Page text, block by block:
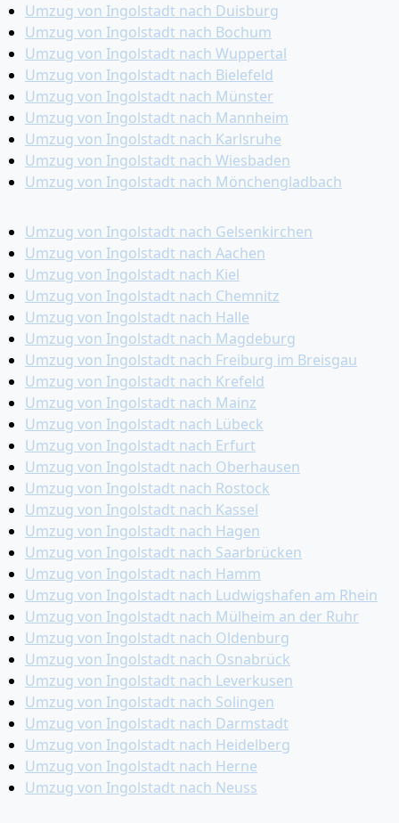
Umzug von Ingolstadt nach Duisburg
Umzug von Ingolstadt nach Bochum
Umzug von Ingolstadt nach Wuppertal
Umzug von Ingolstadt nach Bielefeld
Umzug von Ingolstadt nach Münster
Umzug von Ingolstadt nach Mannheim
Umzug von Ingolstadt nach Karlsruhe
Umzug von Ingolstadt nach Wiesbaden
Umzug von Ingolstadt nach Mönchen­gladbach
Umzug von Ingolstadt nach Gelsenkirchen
Umzug von Ingolstadt nach Aachen
Umzug von Ingolstadt nach Kiel
Umzug von Ingolstadt nach Chemnitz
Umzug von Ingolstadt nach Halle
Umzug von Ingolstadt nach Magdeburg
Umzug von Ingolstadt nach Freiburg im Breisgau
Umzug von Ingolstadt nach Krefeld
Umzug von Ingolstadt nach Mainz
Umzug von Ingolstadt nach Lübeck
Umzug von Ingolstadt nach Erfurt
Umzug von Ingolstadt nach Oberhausen
Umzug von Ingolstadt nach Rostock
Umzug von Ingolstadt nach Kassel
Umzug von Ingolstadt nach Hagen
Umzug von Ingolstadt nach Saarbrücken
Umzug von Ingolstadt nach Hamm
Umzug von Ingolstadt nach Ludwigshafen am Rhein
Umzug von Ingolstadt nach Mülheim an der Ruhr
Umzug von Ingolstadt nach Oldenburg
Umzug von Ingolstadt nach Osnabrück
Umzug von Ingolstadt nach Leverkusen
Umzug von Ingolstadt nach Solingen
Umzug von Ingolstadt nach Darmstadt
Umzug von Ingolstadt nach Heidelberg
Umzug von Ingolstadt nach Herne
Umzug von Ingolstadt nach Neuss